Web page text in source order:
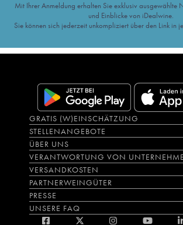
Mit Ihrer Anmeldung erhalten Sie exklusiv ausgewählte
und Einblicke von iDealwine.
Sie können sich jederzeit unkompliziert über den Link in
GRATIS (W)EINSCHÄTZUNG
STELLENANGEBOTE
ÜBER UNS
VERANTWORTUNG VON
VERSANDKOSTEN
PARTNERWEINGÜTER
PRESSE
UNSERE FAQ